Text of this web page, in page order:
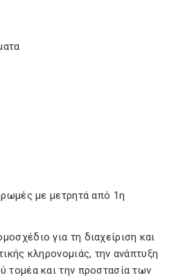
με μετρητά από 1η
για τη διαχείριση και
κληρονομιάς, την ανάπτυξη
τομέα και την προστασία των